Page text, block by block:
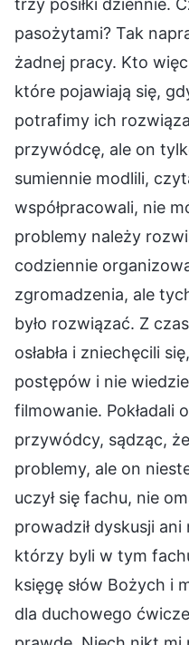
trzy posiłki dziennie.
pasożytami? Tak
żadnej pracy. Kto
które pojawiają się,
potrafimy ich
przywódcę, ale on
sumiennie modlili,
współpracowali, nie
problemy należy
codziennie
zgromadzenia, ale
było rozwiązać. Z
osłabła i zniechęcili
postępów i nie
filmowanie. Pokładali
przywódcy, sądząc,
problemy, ale on
uczył się fachu, nie
prowadził dyskusji
którzy byli w tym
księgę słów Bożych i
dla duchowego